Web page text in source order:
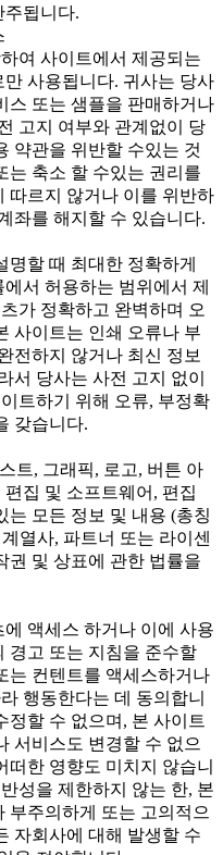
주됩니다.
여 사이트에서 제공되는
사용됩니다. 귀사는 당사
스 또는 샘플을 판매하거나
고지 여부와 관계없이 당
약관을 위반할 수있는 것
는 축소 할 수있는 권리를
따르지 않거나 이를 위반하
좌를 해지할 수 있습니다.
할 때 최대한 정확하게
서 허용하는 범위에서 제
가 정확하고 완벽하며 오
사이트는 인쇄 오류나 부
전하지 않거나 최신 정보
서 당사는 사전 고지 없이
트하기 위해 오류, 부정확
갖습니다.
트, 그래픽, 로고, 버튼 아
집 및 소프트웨어, 편집
는 모든 정보 및 내용 (총칭
열사, 파트너 또는 라이센
권 및 상표에 관한 법률을
액세스 하거나 이에 사용
경고 또는 지침을 준수할
는 컨텐트를 액세스하거나
행동한다는 데 동의합니
정할 수 없으며, 본 사이트
서비스도 변경할 수 없으
한 영향도 미치지 않습니
성을 제한하지 않는 한, 본
부주의하게 또는 고의적으
자회사에 대해 발생할 수